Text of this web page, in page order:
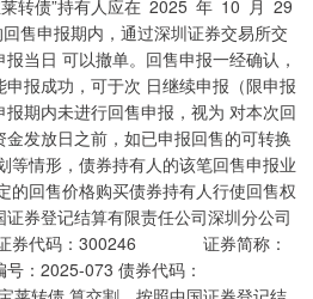
转债”持有人应在 2025 年 10 月 29
售申报期内，通过深圳证券交易所交
当日 可以撤单。回售申报一经确认，
报成功，可于次 日继续申报（限申报
期内未进行回售申报，视为 对本次回
发放日之前，如已申报回售的可转换
等情形，债券持有人的该笔回售申报业
回售价格购买债券持有人行使回售权
证券登记结算有限责任公司深圳分公司
证券代码：300246 证券简称：
073 债券代码：